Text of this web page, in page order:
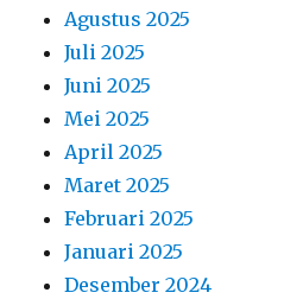
Agustus 2025
Juli 2025
Juni 2025
Mei 2025
April 2025
Maret 2025
Februari 2025
Januari 2025
Desember 2024